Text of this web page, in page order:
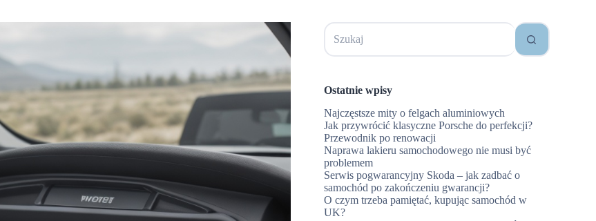
Brak
wyników
Ostatnie wpisy
Najczęstsze mity o felgach aluminiowych
Jak przywrócić klasyczne Porsche do perfekcji?
Przewodnik po renowacji
Naprawa lakieru samochodowego nie musi być
problemem
Serwis pogwarancyjny Skoda – jak zadbać o
samochód po zakończeniu gwarancji?
O czym trzeba pamiętać, kupując samochód w
UK?